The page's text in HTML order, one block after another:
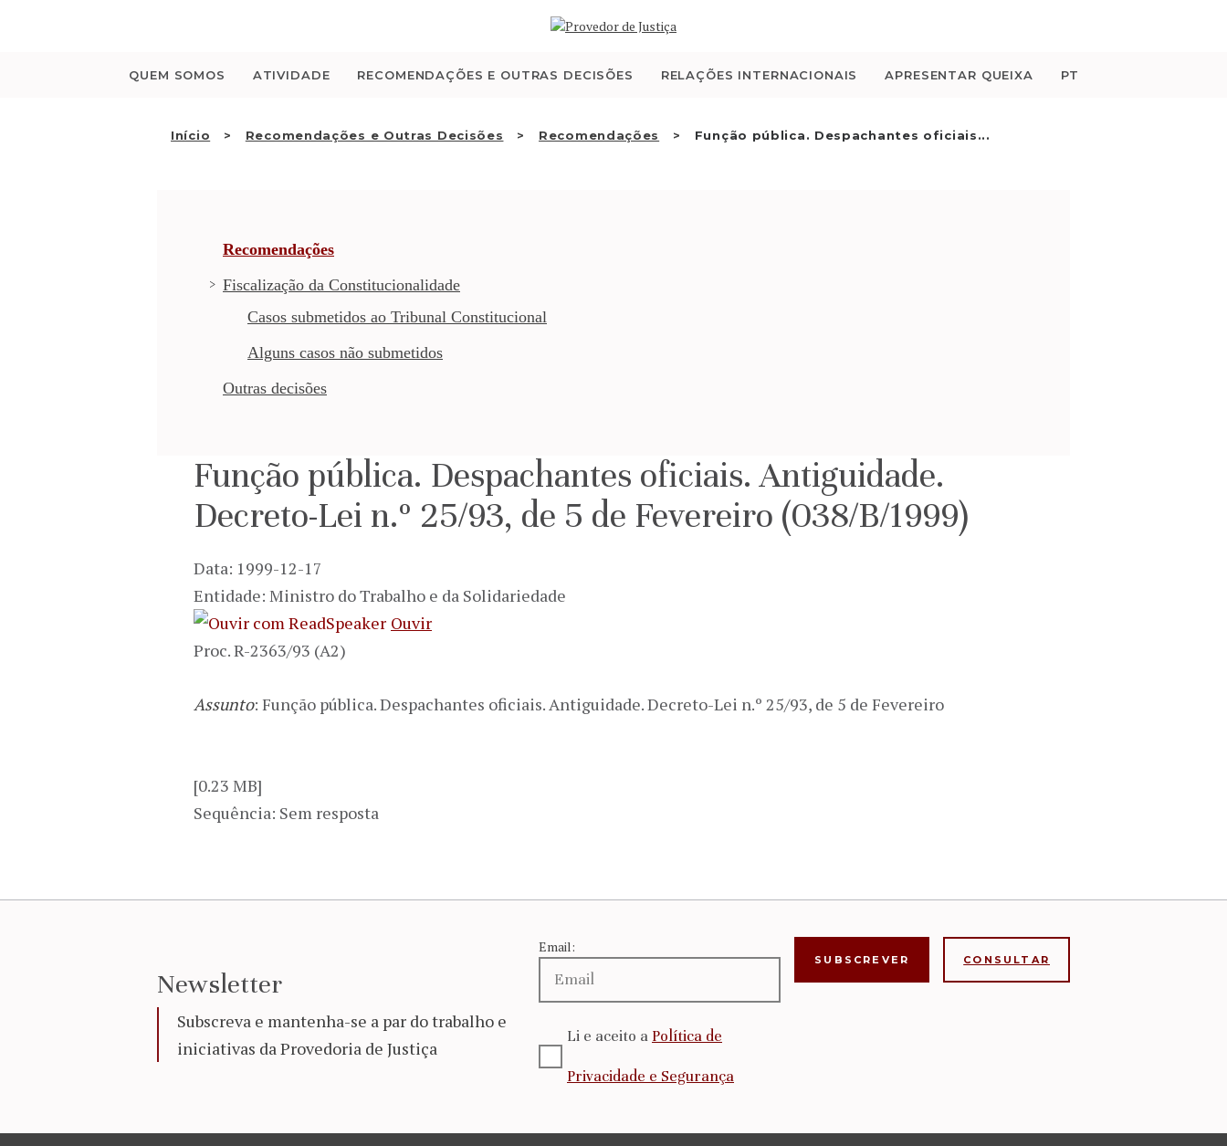
QUEM SOMOS ATIVIDADE RECOMENDAÇÕES E OUTRAS DECISÕES RELAÇÕES INTERNACIONAIS APRESENTAR QUEIXA PT
Início Recomendações e Outras Decisões Recomendações Função pública. Despachantes oficiais...
QUEM SOMOS
ATIVIDADE
RECOMENDAÇÕES E
APRESENTAR QUEIXA
Recomendações
Fiscalização da Constitucionalidade
Casos submetidos ao Tribunal Constitucional
Alguns casos não submetidos
Outras decisões
Função pública. Despachantes oficiais. Antiguidade.
Decreto-Lei n.º 25/93, de 5 de Fevereiro (038/B/1999)
Data: 1999-12-17
Entidade: Ministro do Trabalho e da Solidariedade
Ouvir
Proc. R-2363/93 (A2)
Assunto: Função pública. Despachantes oficiais. Antiguidade. Decreto-Lei n.º 25/93, de 5 de Fevereiro
[0.23 MB]
Sequência: Sem resposta
Newsletter
Subscreva e mantenha-se a par do trabalho e
iniciativas da Provedoria de Justiça
Email:
Li e aceito a Política de
Privacidade e Segurança
CONSULTAR